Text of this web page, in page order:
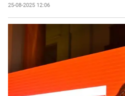
25-08-2025 12:06